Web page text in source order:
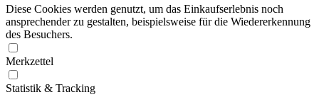
Diese Cookies werden genutzt, um das Einkaufserlebnis noch
ansprechender zu gestalten, beispielsweise für die Wiedererkennung
des Besuchers.
Merkzettel
Statistik & Tracking